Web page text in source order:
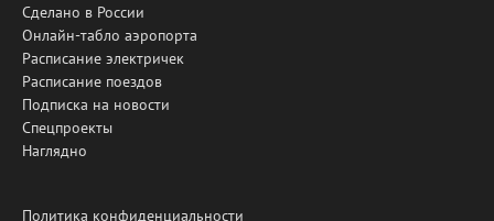
Сделано в России
Онлайн-табло аэропорта
Расписание электричек
Расписание поездов
Подписка на новости
Спецпроекты
Наглядно
Политика конфиденциальности